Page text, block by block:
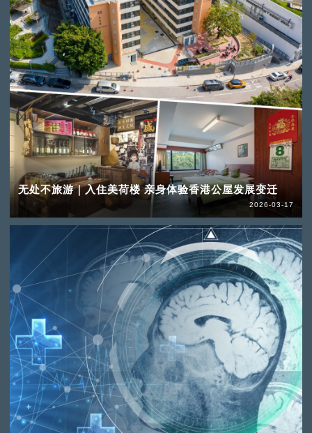
无处不旅游｜入住美荷楼 亲身体验香港公屋发展变迁
2026-03-17